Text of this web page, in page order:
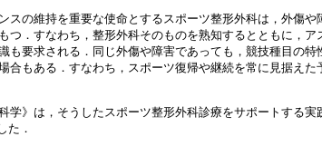
の維持を重要な使命とするスポーツ整形外科は，外傷や
つ．すなわち，整形外科そのものを熟知するとともに，
も要求される．同じ外傷や障害であっても，競技種目の
合もある．すなわち，スポーツ復帰や継続を常に見据え
》は，そうしたスポーツ整形外科診療をサポートする
た．